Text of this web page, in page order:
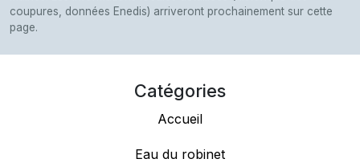
coupures, données Enedis) arriveront prochainement sur cette
page.
Catégories
Accueil
Eau du robinet